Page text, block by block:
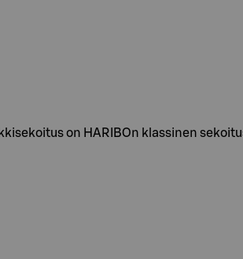
on HARIBOn klassinen